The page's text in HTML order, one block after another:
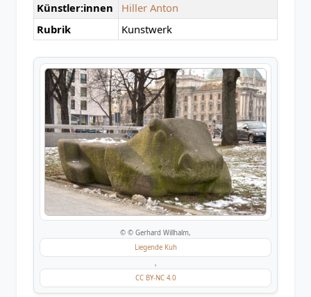
Künstler:innen
Hiller Anton
Rubrik
Kunstwerk
© © Gerhard Willhalm,
Liegende Kuh
,
CC BY-NC 4.0